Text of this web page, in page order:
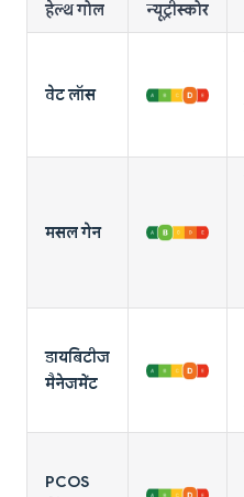
हेल्थ गोल न्यूट्रीस्कोर
वेट लॉस
मसल गेन
डायबिटीज
मैनेजमेंट
PCOS